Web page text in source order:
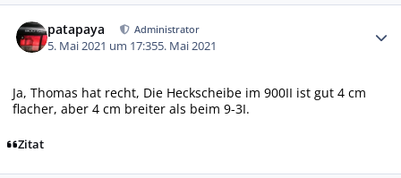
patapaya Administrator
5. Mai 2021 um 17:355. Mai 2021
Ja, Thomas hat recht, Die Heckscheibe im 900II ist gut 4 cm
flacher, aber 4 cm breiter als beim 9-3I.
Zitat